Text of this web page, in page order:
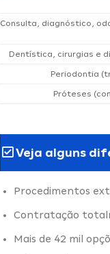
Consulta, diagnóstico,
Dentística, cirurgias e
Periodontia
Próteses
Veja alguns
Procedimentos
Contratação
Mais de 42 mil